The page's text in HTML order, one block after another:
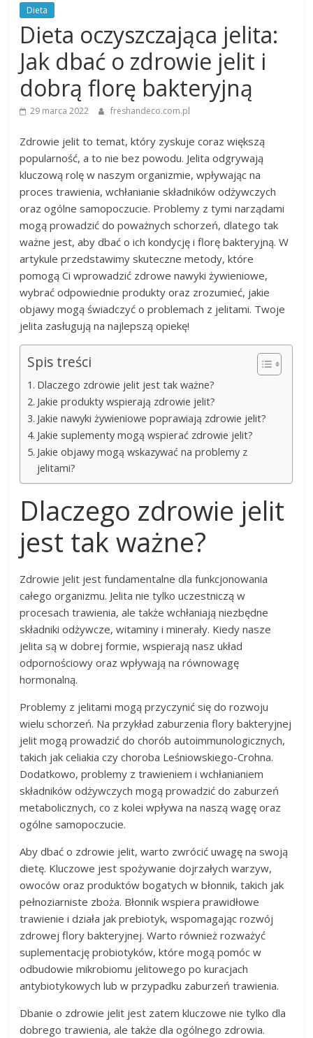
Dieta
Dieta oczyszczająca jelita:
Jak dbać o zdrowie jelit i
dobrą florę bakteryjną
29 marca 2022 freshandeco.com.pl
Zdrowie jelit to temat, który zyskuje coraz większą
popularność, a to nie bez powodu. Jelita odgrywają
kluczową rolę w naszym organizmie, wpływając na
proces trawienia, wchłanianie składników odżywczych
oraz ogólne samopoczucie. Problemy z tymi narządami
mogą prowadzić do poważnych schorzeń, dlatego tak
ważne jest, aby dbać o ich kondycję i florę bakteryjną. W
artykule przedstawimy skuteczne metody, które
pomogą Ci wprowadzić zdrowe nawyki żywieniowe,
wybrać odpowiednie produkty oraz zrozumieć, jakie
objawy mogą świadczyć o problemach z jelitami. Twoje
jelita zasługują na najlepszą opiekę!
Spis treści
Dlaczego zdrowie jelit jest tak ważne?
Jakie produkty wspierają zdrowie jelit?
Jakie nawyki żywieniowe poprawiają zdrowie jelit?
Jakie suplementy mogą wspierać zdrowie jelit?
Jakie objawy mogą wskazywać na problemy z
jelitami?
Dlaczego zdrowie jelit
jest tak ważne?
Zdrowie jelit jest fundamentalne dla funkcjonowania
całego organizmu. Jelita nie tylko uczestniczą w
procesach trawienia, ale także wchłaniają niezbędne
składniki odżywcze, witaminy i minerały. Kiedy nasze
jelita są w dobrej formie, wspierają nasz układ
odpornościowy oraz wpływają na równowagę
hormonalną.
Problemy z jelitami mogą przyczynić się do rozwoju
wielu schorzeń. Na przykład zaburzenia flory bakteryjnej
jelit mogą prowadzić do chorób autoimmunologicznych,
takich jak celiakia czy choroba Leśniowskiego-Crohna.
Dodatkowo, problemy z trawieniem i wchłanianiem
składników odżywczych mogą prowadzić do zaburzeń
metabolicznych, co z kolei wpływa na naszą wagę oraz
ogólne samopoczucie.
Aby dbać o zdrowie jelit, warto zwrócić uwagę na swoją
dietę. Kluczowe jest spożywanie dojrzałych warzyw,
owoców oraz produktów bogatych w błonnik, takich jak
pełnoziarniste zboża. Błonnik wspiera prawidłowe
trawienie i działa jak prebiotyk, wspomagając rozwój
zdrowej flory bakteryjnej. Warto również rozważyć
suplementację probiotyków, które mogą pomóc w
odbudowie mikrobiomu jelitowego po kuracjach
antybiotykowych lub w przypadku zaburzeń trawienia.
Dbanie o zdrowie jelit jest zatem kluczowe nie tylko dla
dobrego trawienia, ale także dla ogólnego zdrowia.